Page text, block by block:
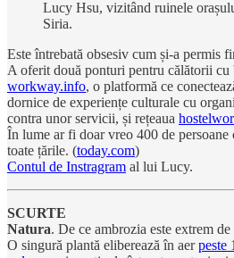
Lucy Hsu, vizitând ruinele
Siria.
Este întrebată obsesiv cum și-a permis
A oferit două ponturi pentru călătorii cu
workway.info, o platformă ce
dornice de experiențe culturale cu
contra unor servicii, și rețeaua
În lume ar fi doar vreo 400 de persoane
toate țările. (today.com)
Contul de Instragram al lui Lucy.
SCURTE
Natura. De ce ambrozia este extrem
O singură plantă eliberează în aerpeste